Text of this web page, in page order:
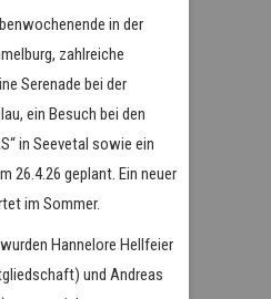
in der
zahlreiche
Serenade bei der
ein Besuch bei den
in Seevetal sowie ein
26.4.26 geplant. Ein neuer
im Sommer.
Hannelore Hellfeier
und Andreas